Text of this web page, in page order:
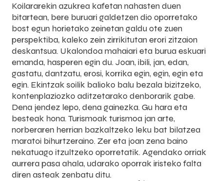
Koilararekin azukrea kafetan nahasten duen
bitartean, bere buruari galdetzen dio oporretako
bost egun horietako zeinetan galdu ote zuen
perspektiba, kaleko zein zirrikitutan erori zitzaion
deskantsua. Ukalondoa mahaiari eta burua eskuari
emanda, hasperen egin du. Joan, ibili, jan, edan,
gastatu, dantzatu, erosi, korrika egin, egin, egin eta
egin. Ekintzak soilik balioko balu bezala bizitzeko,
kontenplaziozko aditzetarako denborarik gabe.
Dena jendez lepo, dena gainezka. Gu hara eta
besteak hona. Turismoak turismoa jan arte,
norberaren herrian bazkaltzeko leku bat bilatzea
maratoi bihurtzeraino. Zer eta joan zena baino
nekatuago itzultzeko oporretatik. Agendako orriak
aurrera pasa ahala, udarako oporrak iristeko falta
diren asteak zenbatu ditu.